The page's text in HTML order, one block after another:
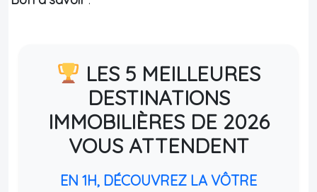
LES 5 MEILLEURES
DESTINATIONS
IMMOBILIÈRES DE 2026
VOUS ATTENDENT
EN 1H, DÉCOUVREZ LA VÔTRE